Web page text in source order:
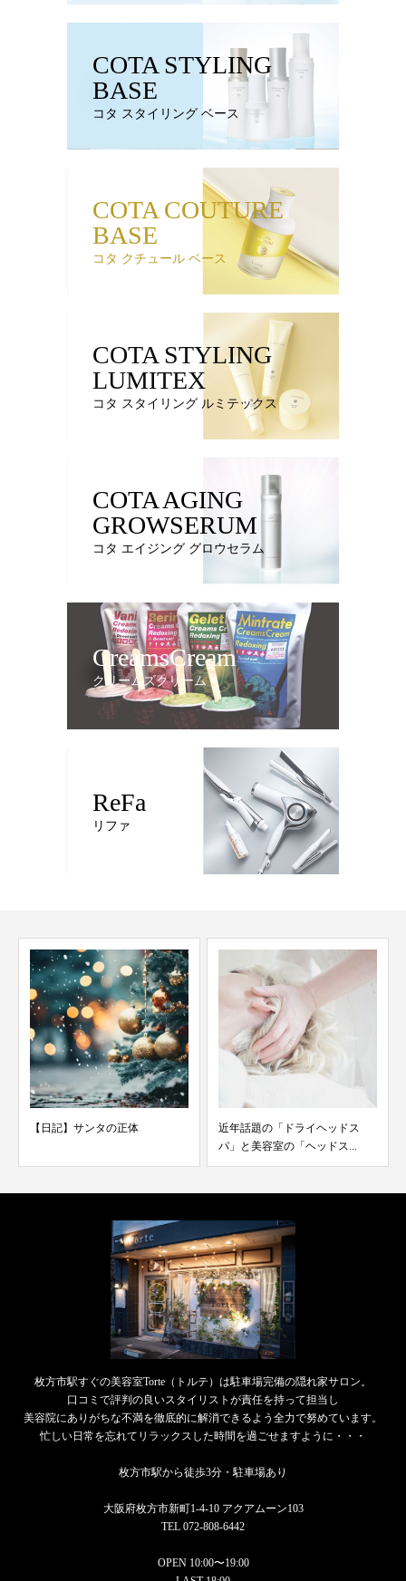
COTA STYLING
BASE
コタ スタイリング ベース
COTA COUTURE
BASE
コタ クチュール ベース
COTA STYLING
LUMITEX
コタ スタイリング ルミテックス
COTA AGING
GROWSERUM
コタ エイジング グロウセラム
CreamsCream
クリームズクリーム
ReFa
リファ
近年話題の「ドライヘッドス
パ」と美容室の「ヘッドス...
【日記】東京観光（前編）
本一高いところへ〜
枚方市駅すぐの美容室Torte（トルテ）は駐車場完備の隠れ家サロン。
口コミで評判の良いスタイリストが責任を持って担当し
美容院にありがちな不満を徹底的に解消できるよう全力で努めています。
忙しい日常を忘れてリラックスした時間を過ごせますように・・・
枚方市駅から徒歩3分・駐車場あり
大阪府枚方市新町1-4-10 アクアムーン103
TEL 072-808-6442
OPEN 10:00〜19:00